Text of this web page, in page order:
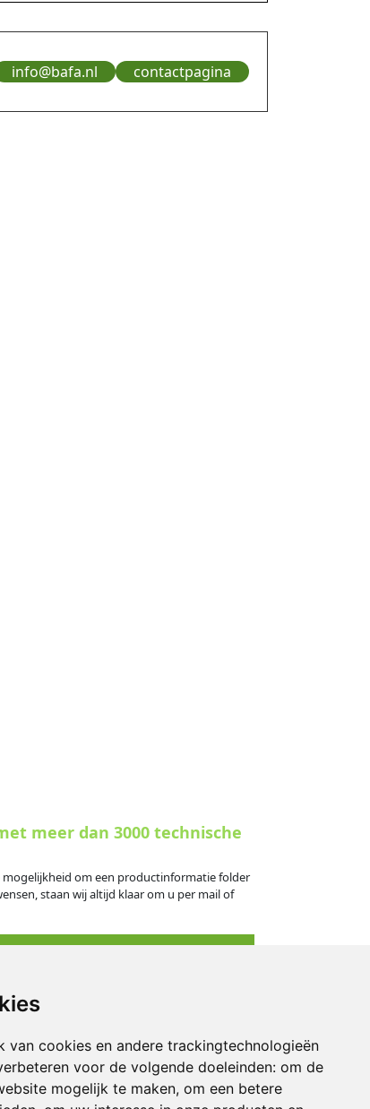
van cookies en andere trackingtechnologieën
voor de volgende doeleinden: om de
mogelijk te maken, om een betere
info@bafa.nl contactpagina
meer dan 3000 technische
om een productinformatie folder
staan wij altijd klaar om u per mail of
09.00 - 16.30 uur
- 14.30 uur